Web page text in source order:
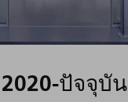
2020-ปัจจุบัน